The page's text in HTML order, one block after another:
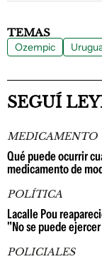
TEMAS
Ozempic
SEGUÍ
MEDICAMENTO
Qué puede ocurrir
medicamento de
POLÍTICA
Lacalle Pou
"No se puede
POLICIALES